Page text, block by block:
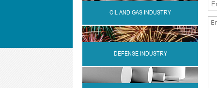
OIL AND GAS INDUSTRY
DEFENSE INDUSTRY